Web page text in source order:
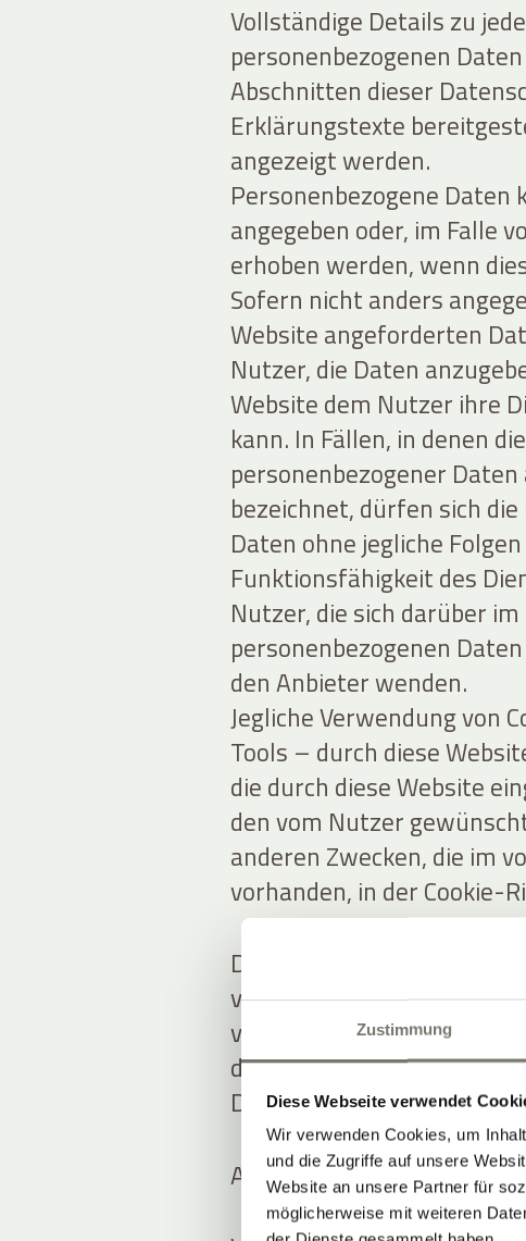
Zustimmung
Diese Webseite verwendet
Wir verwenden Cookies, um
und die Zugriffe auf unsere
Website an unsere Partner für
möglicherweise mit weiteren
Vollständige Details zu
personenbezogenen
Abschnitten dieser
Erklärungstexte
angezeigt werden.
Personenbezogene
angegeben oder, im Falle
erhoben werden, wenn
Sofern nicht anders
Website angeforderten
Nutzer, die Daten
Website dem Nutzer ihre
kann. In Fällen, in denen
personenbezogener
bezeichnet, dürfen sich
Daten ohne jegliche
Funktionsfähigkeit des
Nutzer, die sich darüber
personenbezogenen
den Anbieter wenden.
Jegliche Verwendung von
Tools – durch diese
die durch diese Website
den vom Nutzer
anderen Zwecken, die im
vorhanden, in der Cookie-
Die Nutzer sind für alle
verantwortlich, die durch
veröffentlicht oder
dass sie die Zustimmung
Daten etwaiger Dritter an
Art und Ort der